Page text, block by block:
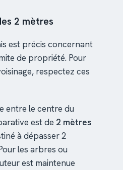
2 mètres
est précis concernant
de propriété. Pour
respectez ces
entre le centre du
est de 2 mètres
à dépasser 2
les arbres ou
est maintenue